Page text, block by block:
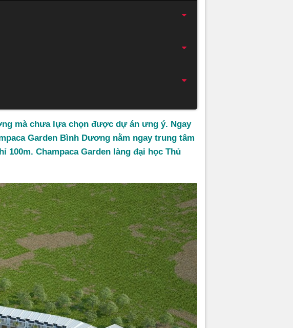
mà chưa lựa chọn được dự án ưng ý. Ngay
Garden Bình Dương nằm ngay trung tâm
100m. Champaca Garden làng đại học Thủ